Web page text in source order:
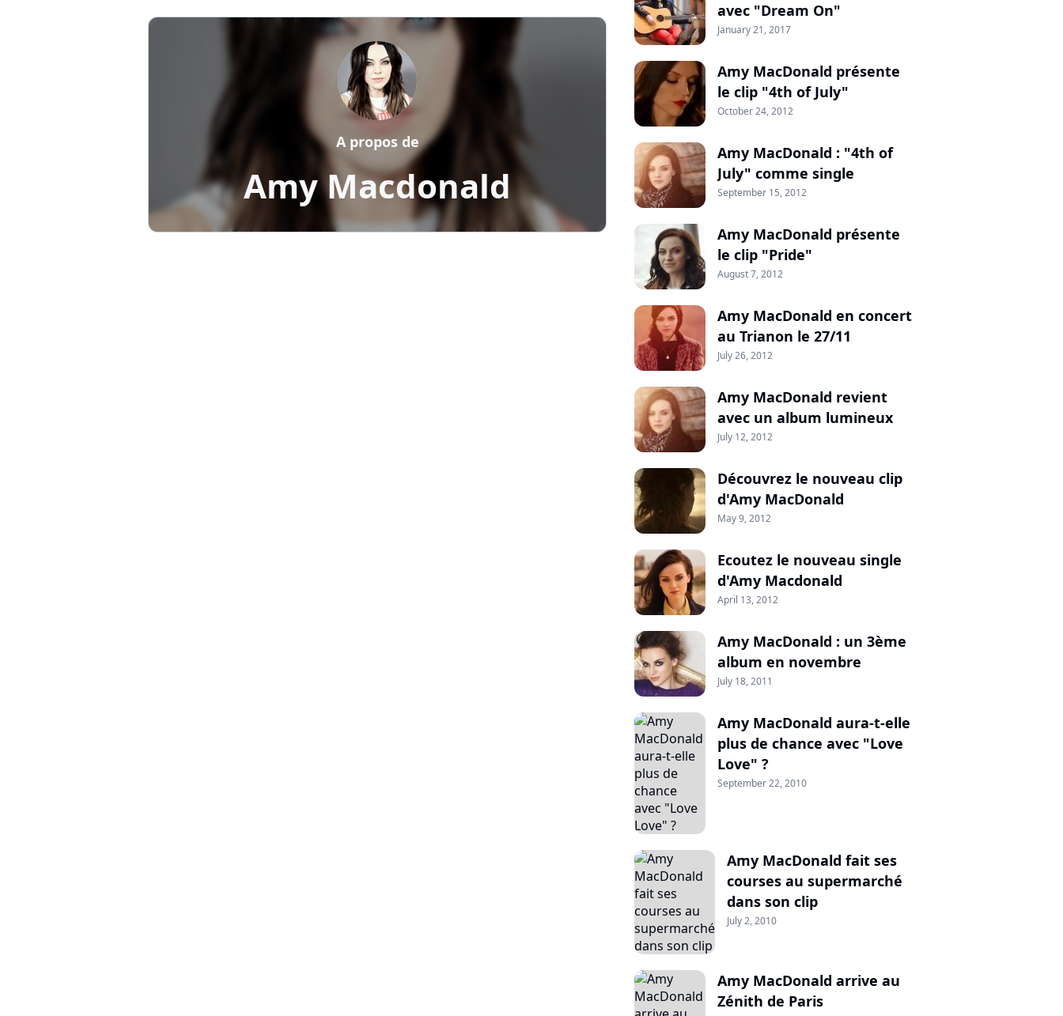
Amy Macdonald
A propos de
avec "Dream On"
January 21, 2017
Amy MacDonald présente
le clip "4th of July"
October 24, 2012
Amy MacDonald : "4th of
July" comme single
September 15, 2012
Amy MacDonald présente
le clip "Pride"
August 7, 2012
Amy MacDonald en concert
au Trianon le 27/11
July 26, 2012
Amy MacDonald revient
avec un album lumineux
July 12, 2012
Découvrez le nouveau clip
d'Amy MacDonald
May 9, 2012
Ecoutez le nouveau single
d'Amy Macdonald
April 13, 2012
Amy MacDonald : un 3ème
album en novembre
July 18, 2011
Amy MacDonald aura-t-elle
plus de chance avec "Love
Love" ?
September 22, 2010
Amy MacDonald fait ses
courses au supermarché
dans son clip
July 2, 2010
Amy MacDonald arrive au
Zénith de Paris